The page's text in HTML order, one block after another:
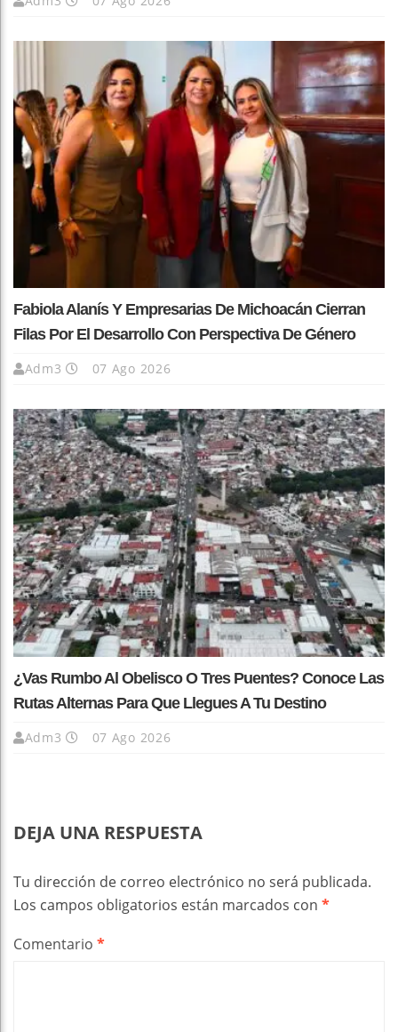
Fabiola Alanís Y Empresarias De Michoacán Cierran
Filas Por El Desarrollo Con Perspectiva De Género
Adm3 07 Ago 2026
¿Vas Rumbo Al Obelisco O Tres Puentes? Conoce Las
Rutas Alternas Para Que Llegues A Tu Destino
Adm3 07 Ago 2026
DEJA UNA RESPUESTA
Tu dirección de correo electrónico no será publicada.
Los campos obligatorios están marcados con *
Comentario *